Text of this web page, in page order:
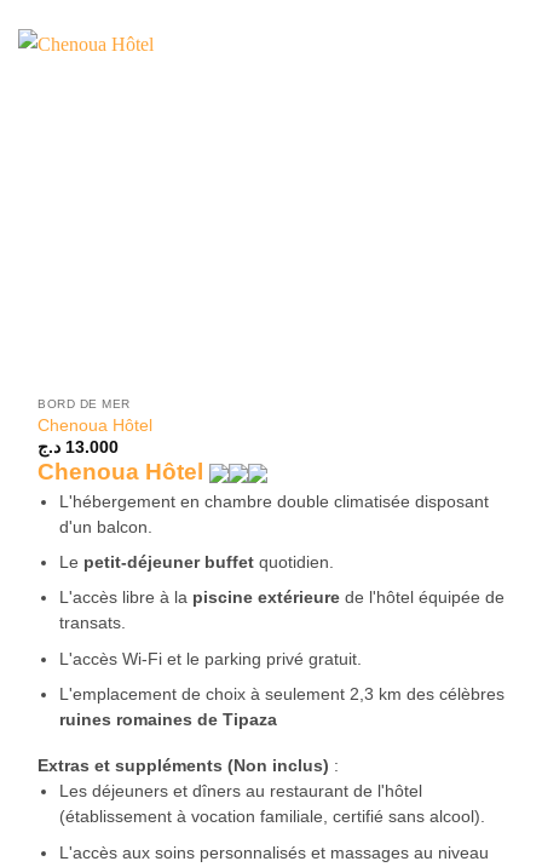
BORD DE MER
Chenoua Hôtel
13.000 د.ج
Chenoua Hôtel
L'hébergement en chambre double climatisée disposant
d'un balcon.
Le petit-déjeuner buffetquotidien.
L'accès libre à la piscine extérieurede l'hôtel équipée de
transats.
L'accès Wi-Fi et le parking privé gratuit.
L'emplacement de choix à seulement 2,3 km des célèbres
ruines romaines de Tipaza
Extras et suppléments (Non inclus) :
Les déjeuners et dîners au restaurant de l'hôtel
(établissement à vocation familiale, certifié sans alcool).
L'accès aux soins personnalisés et massages au niveau